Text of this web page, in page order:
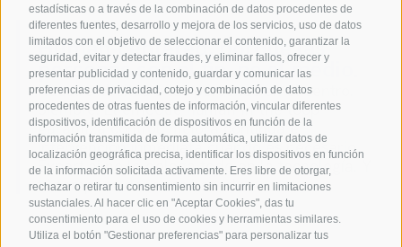
estadísticas o a través de la combinación de datos procedentes de
diferentes fuentes, desarrollo y mejora de los servicios, uso de datos
limitados con el objetivo de seleccionar el contenido, garantizar la
seguridad, evitar y detectar fraudes, y eliminar fallos, ofrecer y
presentar publicidad y contenido, guardar y comunicar las
preferencias de privacidad, cotejo y combinación de datos
procedentes de otras fuentes de información, vincular diferentes
dispositivos, identificación de dispositivos en función de la
información transmitida de forma automática, utilizar datos de
localización geográfica precisa, identificar los dispositivos en función
de la información solicitada activamente. Eres libre de otorgar,
rechazar o retirar tu consentimiento sin incurrir en limitaciones
sustanciales. Al hacer clic en "Aceptar Cookies", das tu
consentimiento para el uso de cookies y herramientas similares.
Utiliza el botón "Gestionar preferencias" para personalizar tus
Human-centered, porque las
personas son el fin, no el medio.
Nuestra IA sitúa a las personas en el centro.
Siempre. El enfoque human-in-the-loop
garantiza control, mejora continua e
intervención inmediata cuando es necesario.
Expert.ai no lo delega todo en la tecnología. Y
tú tampoco deberías hacerlo.